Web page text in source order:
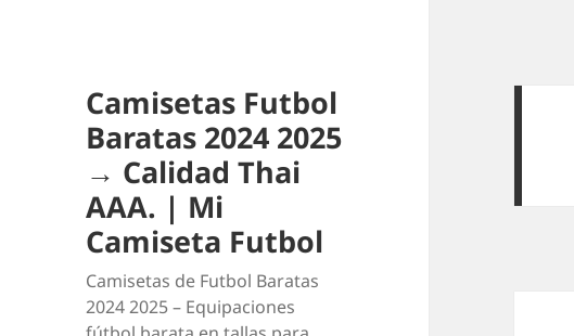
Camisetas Futbol
Baratas 2024 2025
→ Calidad Thai
AAA. | Mi
Camiseta Futbol
Camisetas de Futbol Baratas
2024 2025 – Equipaciones